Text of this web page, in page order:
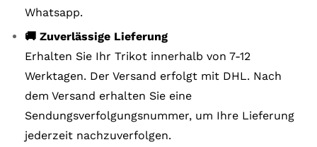
Whatsapp.
🚚 Zuverlässige Lieferung
Erhalten Sie Ihr Trikot innerhalb von 7-12
Werktagen. Der Versand erfolgt mit DHL. Nach
dem Versand erhalten Sie eine
Sendungsverfolgungsnummer, um Ihre Lieferung
jederzeit nachzuverfolgen.